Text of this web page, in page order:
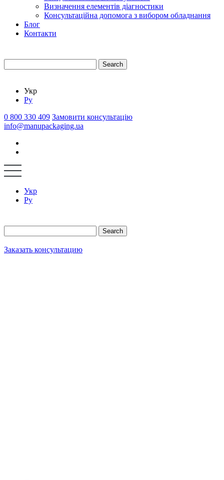
Визначення елементів діагностики
Консультаційна допомога з вибором обладнання
Блог
Контакти
Search
Укр
Ру
0 800 330 409 Замовити консультацію
info@manupackaging.ua
Укр
Ру
Search
Заказать консультацию